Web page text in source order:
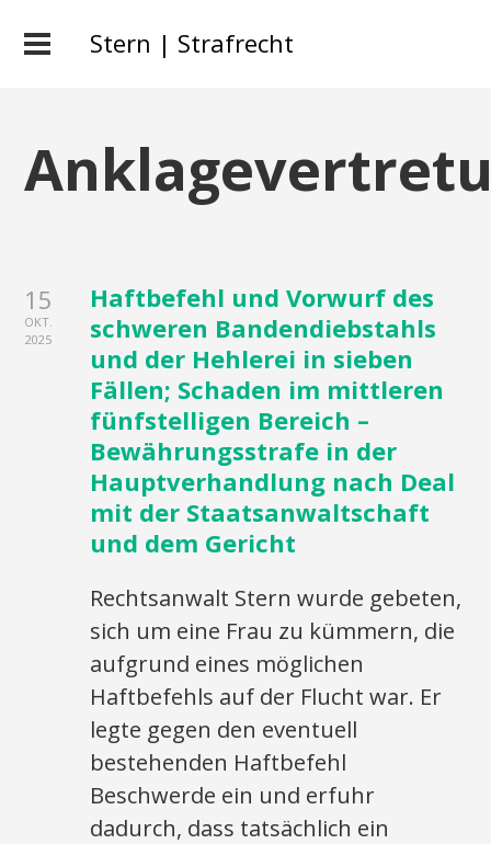
Stern | Strafrecht
15
OKT.
2025
Haftbefehl und Vorwurf des
schweren Bandendiebstahls
und der Hehlerei in sieben
Fällen; Schaden im mittleren
fünfstelligen Bereich –
Bewährungsstrafe in der
Hauptverhandlung nach Deal
mit der Staatsanwaltschaft
und dem Gericht
Rechtsanwalt Stern wurde gebeten,
sich um eine Frau zu kümmern, die
aufgrund eines möglichen
Haftbefehls auf der Flucht war. Er
legte gegen den eventuell
bestehenden Haftbefehl
Beschwerde ein und erfuhr
dadurch, dass tatsächlich ein